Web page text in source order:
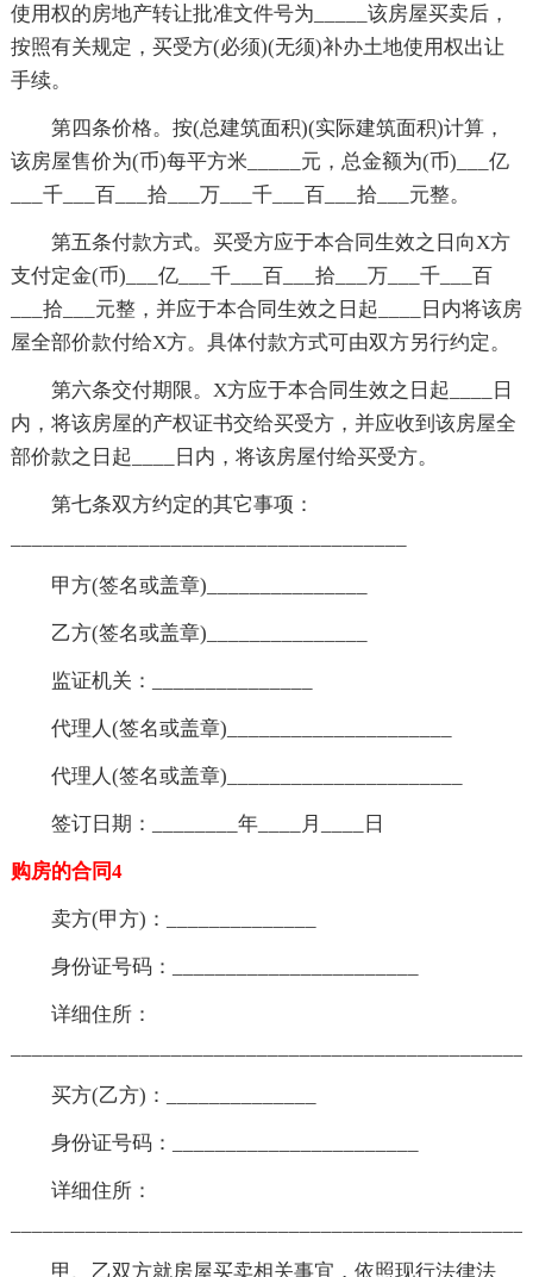
使用权的房地产转让批准文件号为_____该房屋买卖后，
按照有关规定，买受方(必须)(无须)补办土地使用权出让
手续。
第四条价格。按(总建筑面积)(实际建筑面积)计算，
该房屋售价为(币)每平方米_____元，总金额为(币)___亿
___千___百___拾___万___千___百___拾___元整。
第五条付款方式。买受方应于本合同生效之日向X方
支付定金(币)___亿___千___百___拾___万___千___百
___拾___元整，并应于本合同生效之日起____日内将该房
屋全部价款付给X方。具体付款方式可由双方另行约定。
第六条交付期限。X方应于本合同生效之日起____日
内，将该房屋的产权证书交给买受方，并应收到该房屋全
部价款之日起____日内，将该房屋付给买受方。
第七条双方约定的其它事项：
甲方(签名或盖章)_______________
乙方(签名或盖章)_______________
监证机关：_______________
代理人(签名或盖章)_____________________
代理人(签名或盖章)______________________
签订日期：________年____月____日
购房的合同4
卖方(甲方)：______________
身份证号码：_______________________
详细住所：
买方(乙方)：______________
身份证号码：_______________________
详细住所：
甲、乙双方就房屋买卖相关事宜，依照现行法律法